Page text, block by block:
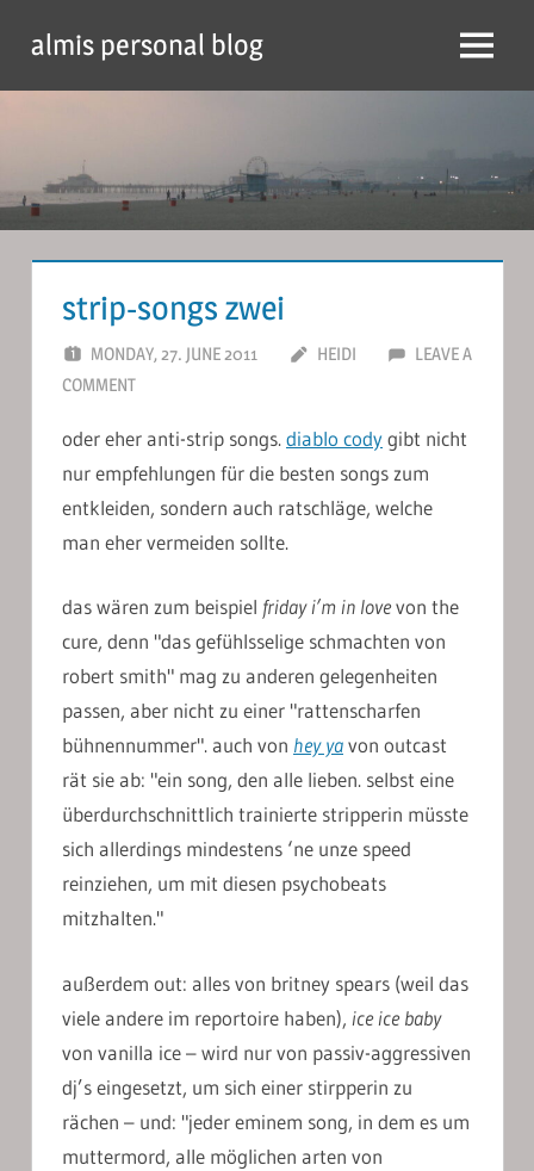
content
almis personal blog Menu
strip-songs zwei
MONDAY, 27. JUNE 2011 HEIDI
LEAVE A
COMMENT
oder eher anti-strip songs.diablo codygibt nicht
nur empfehlungen für die besten songs zum
entkleiden, sondern auch ratschläge, welche
man eher vermeiden sollte.
das wären zum beispiel friday i’m in lovevon the
cure, denn "das gefühlsselige schmachten von
robert smith" mag zu anderen gelegenheiten
passen, aber nicht zu einer "rattenscharfen
bühnennummer". auch von hey yavon outcast
rät sie ab: "ein song, den alle lieben. selbst eine
überdurchschnittlich trainierte stripperin müsste
sich allerdings mindestens ‘ne unze speed
reinziehen, um mit diesen psychobeats
mitzhalten."
außerdem out: alles von britney spears (weil das
viele andere im reportoire haben), ice ice baby
von vanilla ice – wird nur von passiv-aggressiven
dj’s eingesetzt, um sich einer stirpperin zu
rächen – und: "jeder eminem song, in dem es um
muttermord, alle möglichen arten von